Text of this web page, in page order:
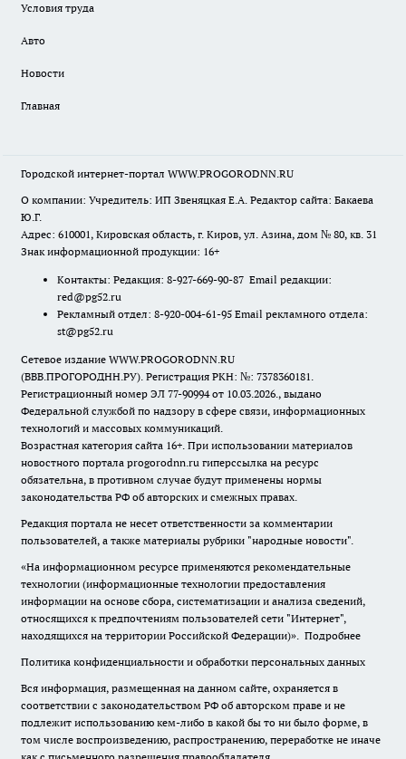
Условия труда
Авто
Новости
Главная
Городской интернет-портал WWW.PROGORODNN.RU
О компании: Учредитель: ИП Звеняцкая Е.А. Редактор сайта: Бакаева
Ю.Г.
Адрес: 610001, Кировская область, г. Киров, ул. Азина, дом № 80, кв. 31
Знак информационной продукции: 16+
Контакты: Редакция: 8-927-669-90-87 Email редакции:
red@pg52.ru
Рекламный отдел: 8-920-004-61-95 Email рекламного отдела:
st@pg52.ru
Сетевое издание WWW.PROGORODNN.RU
(ВВВ.ПРОГОРОДНН.РУ). Регистрация РКН: №: 7378360181.
Регистрационный номер ЭЛ 77-90994 от 10.03.2026., выдано
Федеральной службой по надзору в сфере связи, информационных
технологий и массовых коммуникаций.
Возрастная категория сайта 16+. При использовании материалов
новостного портала progorodnn.ru гиперссылка на ресурс
обязательна, в противном случае будут применены нормы
законодательства РФ об авторских и смежных правах.
Редакция портала не несет ответственности за комментарии
пользователей, а также материалы рубрики "народные новости".
«На информационном ресурсе применяются рекомендательные
технологии (информационные технологии предоставления
информации на основе сбора, систематизации и анализа сведений,
относящихся к предпочтениям пользователей сети "Интернет",
находящихся на территории Российской Федерации)». Подробнее
Политика конфиденциальности и обработки персональных данных
Вся информация, размещенная на данном сайте, охраняется в
соответствии с законодательством РФ об авторском праве и не
подлежит использованию кем-либо в какой бы то ни было форме, в
том числе воспроизведению, распространению, переработке не иначе